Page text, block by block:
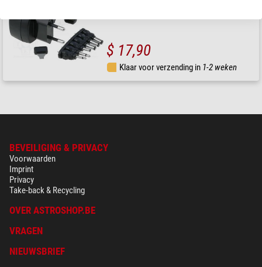
$ 17,90
Klaar voor verzending in 1-2 weken
BEVEILIGING & PRIVACY
Voorwaarden
Imprint
Privacy
Take-back & Recycling
OVER ASTROSHOP.BE
VRAGEN
NIEUWSBRIEF